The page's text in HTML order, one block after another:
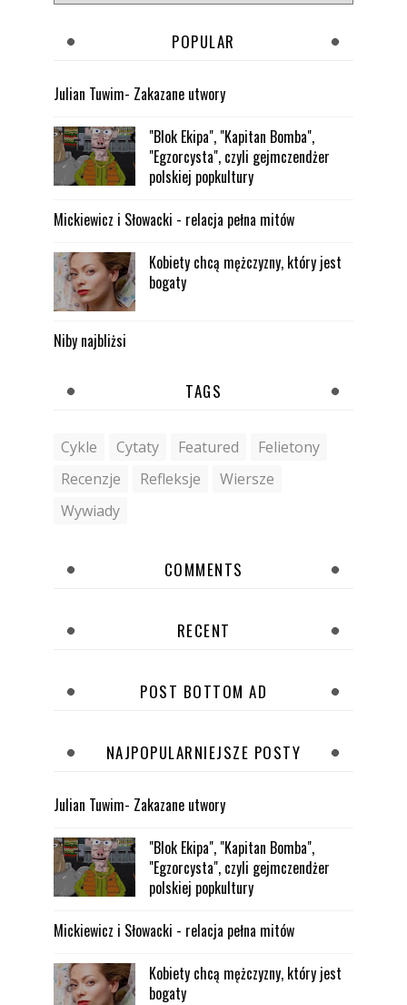
POPULAR
Julian Tuwim- Zakazane utwory
"Blok Ekipa", "Kapitan Bomba",
"Egzorcysta", czyli gejmczendżer
polskiej popkultury
Mickiewicz i Słowacki - relacja pełna mitów
Kobiety chcą mężczyzny, który jest
bogaty
Niby najbliżsi
TAGS
Cykle Cytaty Featured
Felietony
Recenzje
Refleksje
Wiersze
Wywiady
COMMENTS
RECENT
POST BOTTOM AD
NAJPOPULARNIEJSZE POSTY
Julian Tuwim- Zakazane utwory
"Blok Ekipa", "Kapitan Bomba",
"Egzorcysta", czyli gejmczendżer
polskiej popkultury
Mickiewicz i Słowacki - relacja pełna mitów
Kobiety chcą mężczyzny, który jest
bogaty